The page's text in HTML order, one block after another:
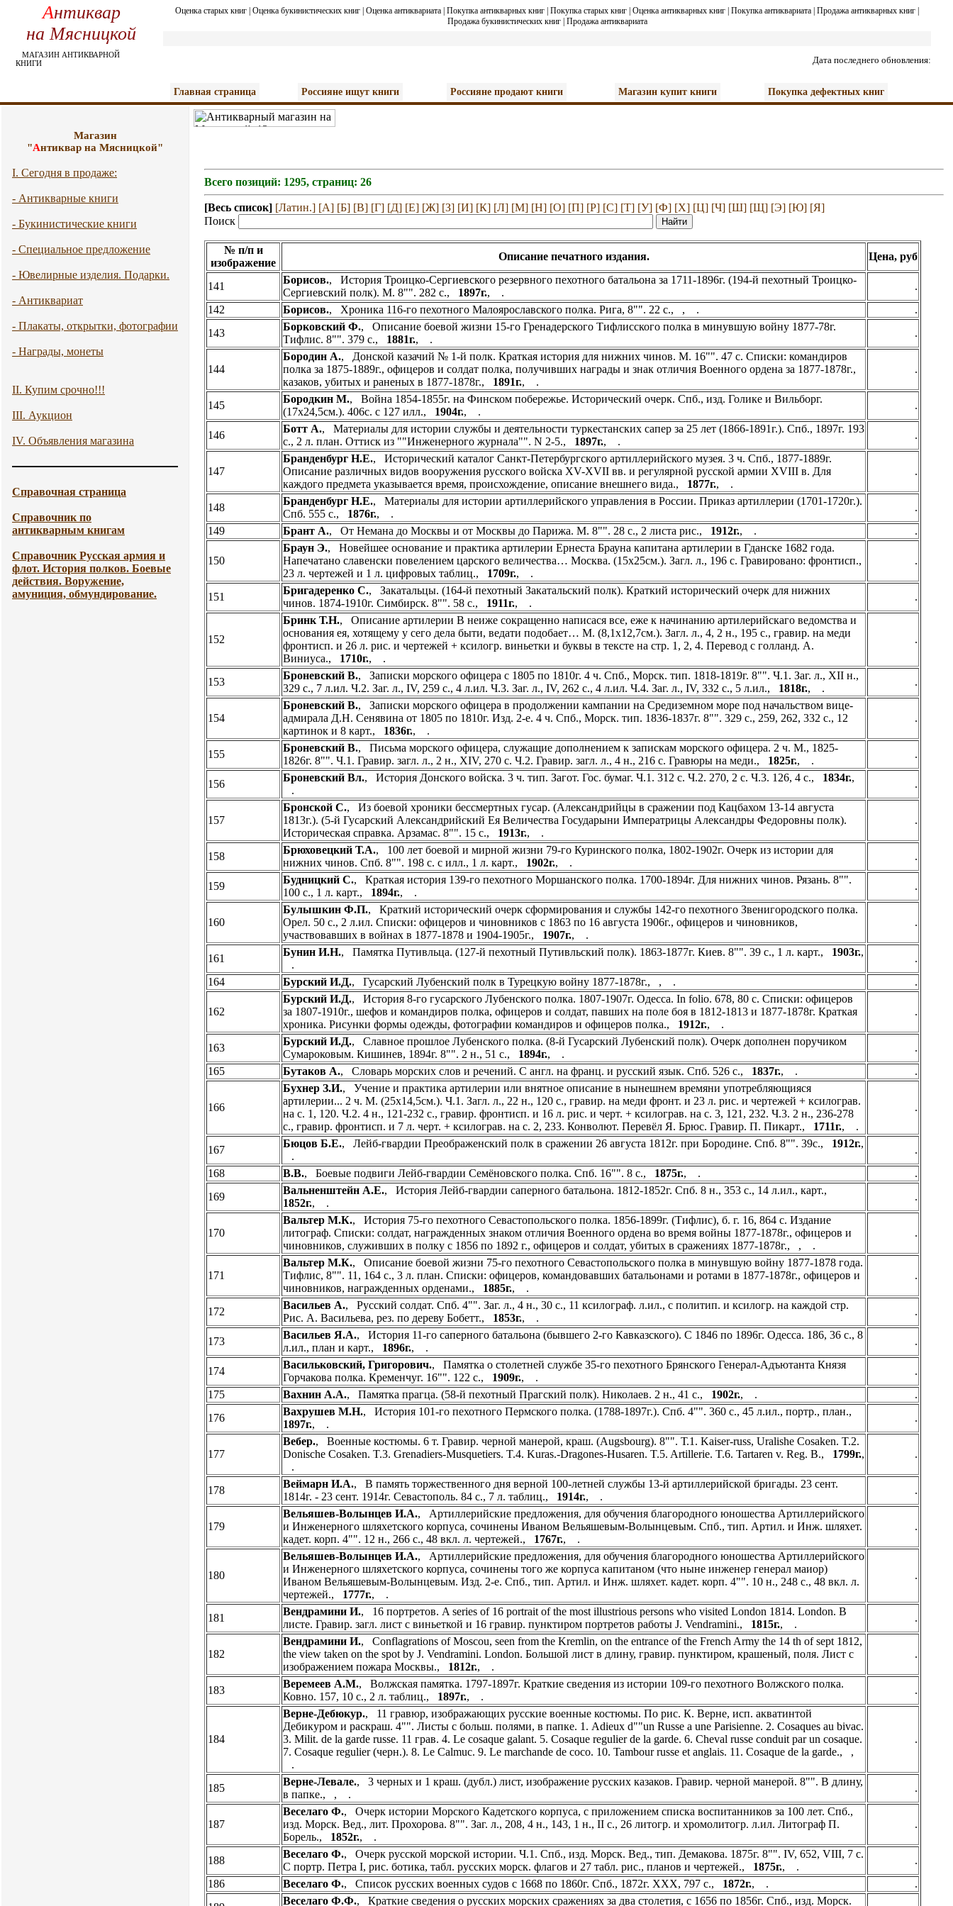
Антиквар
на Мясницкой
МАГАЗИН АНТИКВАРНОЙ
КНИГИ
Оценка старых книг Оценка букинистических книг Оценка антиквариата Покупка антикварных книг Покупка старых книг Оценка антикварных книг Покупка антиквариата Продажа антикварных книг
Продажа букинистических книг| Продажа антиквариата
Дата последнего обновления:
Главная страница Россияне ищут книги Россияне продают книги Магазин купит книги Покупка дефектных книг
Магазин
"Антиквар на Мясницкой"
I. Сегодня в продаже:
- Антикварные книги
- Букинистические книги
- Специальное предложение
- Ювелирные изделия. Подарки.
- Антиквариат
- Плакаты, открытки, фотографии
- Награды, монеты
II. Купим срочно!!!
III. Аукцион
IV. Объявления магазина
Справочная страница
Справочник по
антикварным книгам
Справочник Русская армия и
флот. История полков. Боевые
действия. Воружение,
амуниция, обмундирование.
Всего позиций: 1295, страниц: 26
[Весь список] [Латин.] [А] [Б] [В] [Г] [Д] [Е] [Ж] [З] [И] [К] [Л] [М] [Н] [О] [П] [Р] [С] [Т] [У] [Ф] [Х] [Ц] [Ч] [Ш] [Щ] [Э] [Ю] [Я]
Поиск
№ п/п и
изображение
Описание печатного издания. Цена, руб
141
Борисов., История Троицко-Сергиевского резервного пехотного батальона за 1711-1896г. (194-й пехотный Троицко-
Сергиевский полк). М. 8"". 282 с., 1897г., .
.
142
Борисов., Хроника 116-го пехотного Малоярославского полка. Рига, 8"". 22 с., , .
.
143
Борковский Ф., Описание боевой жизни 15-го Гренадерского Тифлисского полка в минувшую войну 1877-78г.
Тифлис. 8"". 379 с., 1881г., .
.
144
Бородин А., Донской казачий № 1-й полк. Краткая история для нижних чинов. М. 16"". 47 с. Списки: командиров
полка за 1875-1889г., офицеров и солдат полка, получивших награды и знак отличия Военного ордена за 1877-1878г.,
казаков, убитых и раненых в 1877-1878г., 1891г., .
.
145
Бородкин М., Война 1854-1855г. на Финском побережье. Исторический очерк. Спб., изд. Голике и Вильборг.
(17х24,5см.). 406с. с 127 илл., 1904г., .
.
146
Ботт А., Материалы для истории службы и деятельности туркестанских сапер за 25 лет (1866-1891г.). Спб., 1897г. 193
с., 2 л. план. Оттиск из ""Инженерного журнала"". N 2-5., 1897г., .
.
147
Бранденбург Н.Е., Исторический каталог Санкт-Петербургского артиллерийского музея. 3 ч. Спб., 1877-1889г.
Описание различных видов вооружения русского войска XV-XVII вв. и регулярной русской армии XVIII в. Для
каждого предмета указывается время, происхождение, описание внешнего вида., 1877г., .
.
148
Бранденбург Н.Е., Материалы для истории артиллерийского управления в России. Приказ артиллерии (1701-1720г.).
Спб. 555 с., 1876г., .
.
149
Брант А., От Немана до Москвы и от Москвы до Парижа. М. 8"". 28 с., 2 листа рис., 1912г., . .
150
Браун Э., Новейшее основание и практика артилерии Ернеста Брауна капитана артилерии в Гданске 1682 года.
Напечатано славенски повелением царского величества… Москва. (15х25см.). Загл. л., 196 с. Гравировано: фронтисп.,
23 л. чертежей и 1 л. цифровых таблиц., 1709г., .
.
151
Бригадеренко С., Закатальцы. (164-й пехотный Закатальский полк). Краткий исторический очерк для нижних
чинов. 1874-1910г. Симбирск. 8"". 58 с., 1911г., .
.
152
Бринк Т.Н., Описание артилерии В неиже сокращенно написася все, еже к начинанию артилерийскаго ведомства и
основания ея, хотящему у сего дела быти, ведати подобает… М. (8,1х12,7см.). Загл. л., 4, 2 н., 195 с., гравир. на меди
фронтисп. и 26 л. рис. и чертежей + ксилогр. виньетки и буквы в тексте на стр. 1, 2, 4. Перевод с голланд. А.
Виниуса., 1710г., .
.
153
Броневский В., Записки морского офицера с 1805 по 1810г. 4 ч. Спб., Морск. тип. 1818-1819г. 8"". Ч.1. Заг. л., XII н.,
329 с., 7 л.ил. Ч.2. Заг. л., IV, 259 с., 4 л.ил. Ч.3. Заг. л., IV, 262 с., 4 л.ил. Ч.4. Заг. л., IV, 332 с., 5 л.ил., 1818г., .
.
154
Броневский В., Записки морского офицера в продолжении кампании на Средиземном море под начальством вице-
адмирала Д.Н. Сенявина от 1805 по 1810г. Изд. 2-е. 4 ч. Спб., Морск. тип. 1836-1837г. 8"". 329 с., 259, 262, 332 с., 12
картинок и 8 карт., 1836г., .
.
155
Броневский В., Письма морского офицера, служащие дополнением к запискам морского офицера. 2 ч. М., 1825-
1826г. 8"". Ч.1. Гравир. загл. л., 2 н., XIV, 270 с. Ч.2. Гравир. загл. л., 4 н., 216 с. Гравюры на меди., 1825г., .
.
156
Броневский Вл., История Донского войска. 3 ч. тип. Загот. Гос. бумаг. Ч.1. 312 с. Ч.2. 270, 2 с. Ч.3. 126, 4 с., 1834г.,
.
.
157
Бронской С., Из боевой хроники бессмертных гусар. (Александрийцы в сражении под Кацбахом 13-14 августа
1813г.). (5-й Гусарский Александрийский Ея Величества Государыни Императрицы Александры Федоровны полк).
Историческая справка. Арзамас. 8"". 15 с., 1913г., .
.
158
Брюховецкий Т.А., 100 лет боевой и мирной жизни 79-го Куринского полка, 1802-1902г. Очерк из истории для
нижних чинов. Спб. 8"". 198 с. с илл., 1 л. карт., 1902г., .
.
159
Будницкий С., Краткая история 139-го пехотного Моршанского полка. 1700-1894г. Для нижних чинов. Рязань. 8"".
100 с., 1 л. карт., 1894г., .
.
160
Булышкин Ф.П., Краткий исторический очерк сформирования и службы 142-го пехотного Звенигородского полка.
Орел. 50 с., 2 л.ил. Списки: офицеров и чиновников с 1863 по 16 августа 1906г., офицеров и чиновников,
участвовавших в войнах в 1877-1878 и 1904-1905г., 1907г., .
.
161
Бунин И.Н., Памятка Путивльца. (127-й пехотный Путивльский полк). 1863-1877г. Киев. 8"". 39 с., 1 л. карт., 1903г.,
.
.
164
Бурский И.Д., Гусарский Лубенский полк в Турецкую войну 1877-1878г., , . .
162
Бурский И.Д., История 8-го гусарского Лубенского полка. 1807-1907г. Одесса. In folio. 678, 80 с. Списки: офицеров
за 1807-1910г., шефов и командиров полка, офицеров и солдат, павших на поле боя в 1812-1813 и 1877-1878г. Краткая
хроника. Рисунки формы одежды, фотографии командиров и офицеров полка., 1912г., .
.
163
Бурский И.Д., Славное прошлое Лубенского полка. (8-й Гусарский Лубенский полк). Очерк дополнен поручиком
Сумароковым. Кишинев, 1894г. 8"". 2 н., 51 c., 1894г., .
.
165
Бутаков А., Словарь морских слов и речений. С англ. на франц. и русский язык. Спб. 526 с., 1837г., . .
166
Бухнер З.И., Учение и практика артилерии или внятное описание в нынешнем времяни употребляющияся
артилерии... 2 ч. М. (25х14,5см.). Ч.1. Загл. л., 22 н., 120 с., гравир. на меди фронт. и 23 л. рис. и чертежей + ксилограв.
на с. 1, 120. Ч.2. 4 н., 121-232 с., гравир. фронтисп. и 16 л. рис. и черт. + ксилограв. на с. 3, 121, 232. Ч.3. 2 н., 236-278
с., гравир. фронтисп. и 7 л. черт. + ксилограв. на с. 2, 233. Конволют. Перевёл Я. Брюс. Гравир. П. Пикарт., 1711г., .
.
167
Бюцов Б.Е., Лейб-гвардии Преображенский полк в сражении 26 августа 1812г. при Бородине. Спб. 8"". 39с., 1912г.,
.
.
168
В.В., Боевые подвиги Лейб-гвардии Семёновского полка. Спб. 16"". 8 с., 1875г., .
.
169
Вальненштейн А.Е., История Лейб-гвардии саперного батальона. 1812-1852г. Спб. 8 н., 353 c., 14 л.ил., карт.,
1852г., .
.
170
Вальтер М.К., История 75-го пехотного Севастопольского полка. 1856-1899г. (Тифлис), б. г. 16, 864 с. Издание
литограф. Списки: солдат, награжденных знаком отличия Военного ордена во время войны 1877-1878г., офицеров и
чиновников, служивших в полку с 1856 по 1892 г., офицеров и солдат, убитых в сражениях 1877-1878г., , .
.
171
Вальтер М.К., Описание боевой жизни 75-го пехотного Севастопольского полка в минувшую войну 1877-1878 года.
Тифлис, 8"". 11, 164 с., 3 л. план. Списки: офицеров, командовавших батальонами и ротами в 1877-1878г., офицеров и
чиновников, награжденных орденами., 1885г., .
.
172
Васильев А., Русский солдат. Спб. 4"". Заг. л., 4 н., 30 с., 11 ксилограф. л.ил., с политип. и ксилогр. на каждой стр.
Рис. А. Васильева, рез. по дереву Бобетт., 1853г., .
.
173
Васильев Я.А., История 11-го саперного батальона (бывшего 2-го Кавказского). С 1846 по 1896г. Одесса. 186, 36 с., 8
л.ил., план и карт., 1896г., .
.
174
Васильковский, Григорович., Памятка о столетней службе 35-го пехотного Брянского Генерал-Адъютанта Князя
Горчакова полка. Кременчуг. 16"". 122 с., 1909г., .
.
175
Вахнин А.А., Памятка прагца. (58-й пехотный Прагский полк). Николаев. 2 н., 41 с., 1902г., .
.
176
Вахрушев М.Н., История 101-го пехотного Пермского полка. (1788-1897г.). Спб. 4"". 360 с., 45 л.ил., портр., план.,
1897г., .
.
177
Вебер., Военные костюмы. 6 т. Гравир. черной манерой, краш. (Augsbourg). 8"". Т.1. Kaiser-russ, Uralishe Cosaken. T.2.
Donische Cosaken. T.3. Grenadiers-Musquetiers. T.4. Kuras.-Dragones-Husaren. T.5. Artillerie. T.6. Tartaren v. Reg. В., 1799г.,
.
.
178
Веймарн И.А., В память торжественного дня верной 100-летней службы 13-й артиллерийской бригады. 23 сент.
1814г. - 23 сент. 1914г. Севастополь. 84 с., 7 л. таблиц., 1914г., .
.
179
Вельяшев-Волынцев И.А., Артиллерийские предложения, для обучения благородного юношества Артиллерийского
и Инженерного шляхетского корпуса, сочинены Иваном Вельяшевым-Волынцевым. Спб., тип. Артил. и Инж. шляхет.
кадет. корп. 4"". 12 н., 266 с., 48 вкл. л. чертежей., 1767г., .
.
180
Вельяшев-Волынцев И.А., Артиллерийские предложения, для обучения благородного юношества Артиллерийского
и Инженерного шляхетского корпуса, сочинены того же корпуса капитаном (что ныне инженер генерал маиор)
Иваном Вельяшевым-Волынцевым. Изд. 2-е. Спб., тип. Артил. и Инж. шляхет. кадет. корп. 4"". 10 н., 248 с., 48 вкл. л.
чертежей., 1777г., .
.
181
Вендрамини И., 16 портретов. A series of 16 portrait of the most illustrious persons who visited London 1814. London. В
листе. Гравир. загл. лист с виньеткой и 16 гравир. пунктиром портретов работы J. Vendramini., 1815г., .
.
182
Вендрамини И., Conflagrations of Moscou, seen from the Kremlin, on the entrance of the French Army the 14 th of sept 1812,
the view taken on the spot by J. Vendramini. London. Большой лист в длину, гравир. пунктиром, крашеный, поля. Лист с
изображением пожара Москвы., 1812г., .
.
183
Веремеев А.М., Волжская памятка. 1797-1897г. Краткие сведения из истории 109-го пехотного Волжского полка.
Ковно. 157, 10 с., 2 л. таблиц., 1897г., .
.
184
Верне-Дебюкур., 11 гравюр, изображающих русские военные костюмы. По рис. К. Верне, исп. акватинтой
Дебикуром и раскраш. 4"". Листы с больш. полями, в папке. 1. Adieux d""un Russe a une Parisienne. 2. Cosaques au bivac.
3. Milit. de la garde russe. 11 грав. 4. Le cosaque galant. 5. Cosaque regulier de la garde. 6. Cheval russe conduit par un cosaque.
7. Cosaque regulier (черн.). 8. Le Calmuc. 9. Le marchande de coco. 10. Tambour russe et anglais. 11. Cosaque de la garde., ,
.
.
185
Верне-Левале., 3 черных и 1 краш. (дубл.) лист, изображение русских казаков. Гравир. черной манерой. 8"". В длину,
в папке., , .
.
187
Веселаго Ф., Очерк истории Морского Кадетского корпуса, с приложением списка воспитанников за 100 лет. Спб.,
изд. Морск. Вед., лит. Прохорова. 8"". Заг. л., 208, 4 н., 143, 1 н., II с., 26 литогр. и хромолитогр. л.ил. Литограф П.
Борель., 1852г., .
.
188
Веселаго Ф., Очерк русской морской истории. Ч.1. Спб., изд. Морск. Вед., тип. Демакова. 1875г. 8"". IV, 652, VIII, 7 с.
С портр. Петра I, рис. ботика, табл. русских морск. флагов и 27 табл. рис., планов и чертежей., 1875г., .
.
186
Веселаго Ф., Список русских военных судов с 1668 по 1860г. Спб., 1872г. XXX, 797 с., 1872г., .
.
Веселаго Ф.Ф., Краткие сведения о русских морских сражениях за два столетия, с 1656 по 1856г. Спб., изд. Морск.